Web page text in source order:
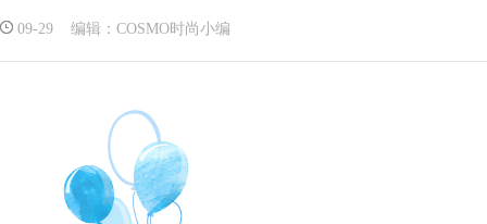
09-29 编辑：COSMO时尚小编